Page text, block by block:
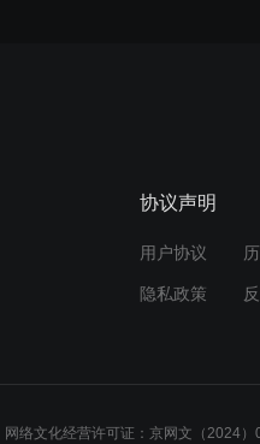
协议声明
用户协议
隐私政策
网络文化经营许可证：京网文（2024